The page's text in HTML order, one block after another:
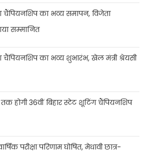
चैंपियनशिप का भव्य समापन, विजेता
सम्मानित
चैंपियनशिप का भव्य शुभारंभ, खेल मंत्री श्रेयसी
होगी 36वीं बिहार स्टेट शूटिंग चैंपियनशिप
परीक्षा परिणाम घोषित, मेधावी छात्र-